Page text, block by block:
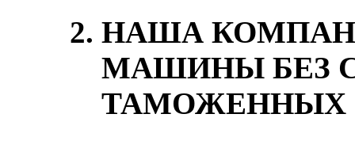
НАША
МАШИНЫ БЕЗ
ТАМОЖЕННЫХ